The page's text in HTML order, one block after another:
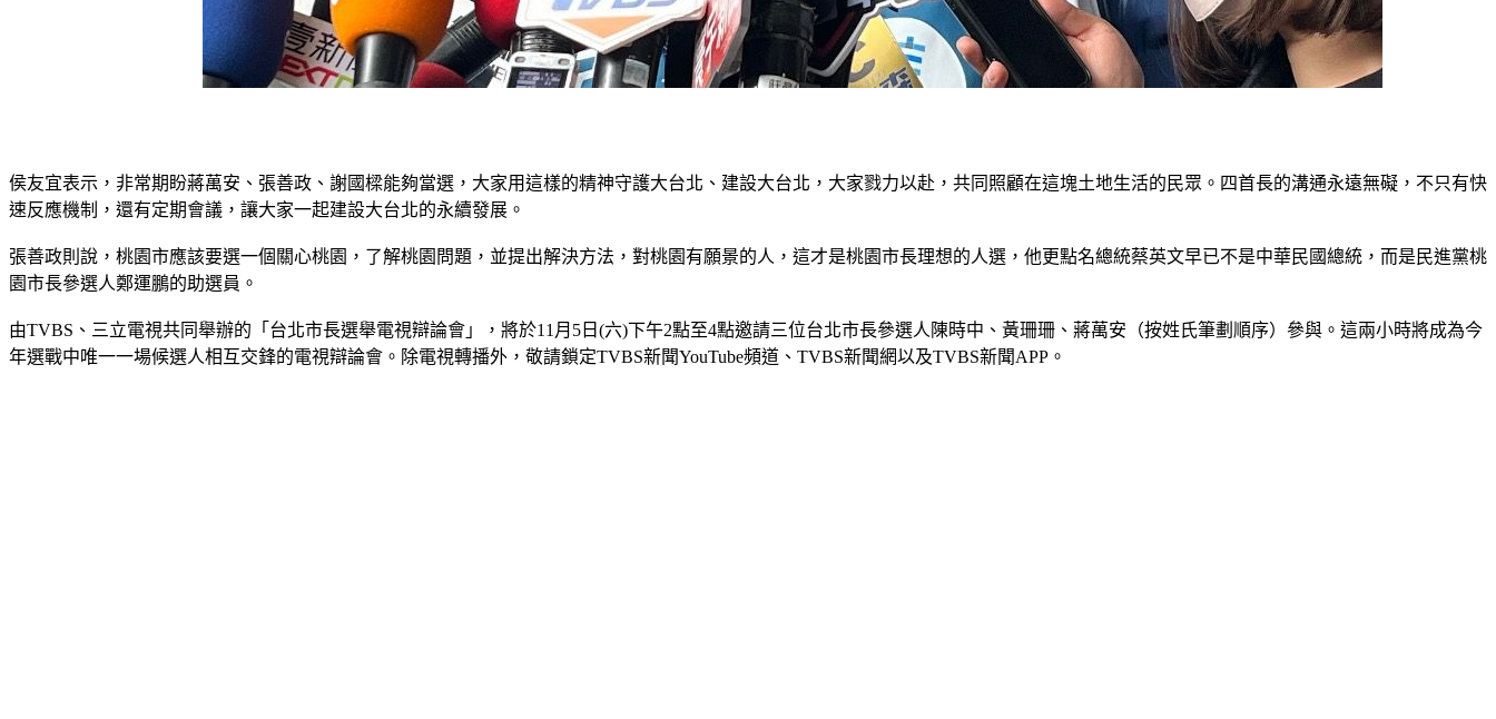
侯友宜表示，非常期盼蔣萬安、張善政、謝國樑能夠當選，大家用這樣的精神守護大台北、建設大台北，大家戮力以赴，共同照顧在這塊土地生活的民眾。四首長的溝通永遠無礙，不只有快
速反應機制，還有定期會議，讓大家一起建設大台北的永續發展。
張善政則說，桃園市應該要選一個關心桃園，了解桃園問題，並提出解決方法，對桃園有願景的人，這才是桃園市長理想的人選，他更點名總統蔡英文早已不是中華民國總統，而是民進黨桃
園市長參選人鄭運鵬的助選員。
由TVBS、三立電視共同舉辦的「台北市長選舉電視辯論會」，將於11月5日(六)下午2點至4點邀請三位台北市長參選人陳時中、黃珊珊、蔣萬安（按姓氏筆劃順序）參與。這兩小時將成為今
年選戰中唯一一場候選人相互交鋒的電視辯論會。除電視轉播外，敬請鎖定TVBS新聞YouTube頻道、TVBS新聞網以及TVBS新聞APP。